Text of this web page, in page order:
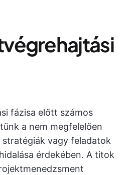
fázisa előtt számos
a nem megfelelően
vagy feladatok
érdekében. A titok